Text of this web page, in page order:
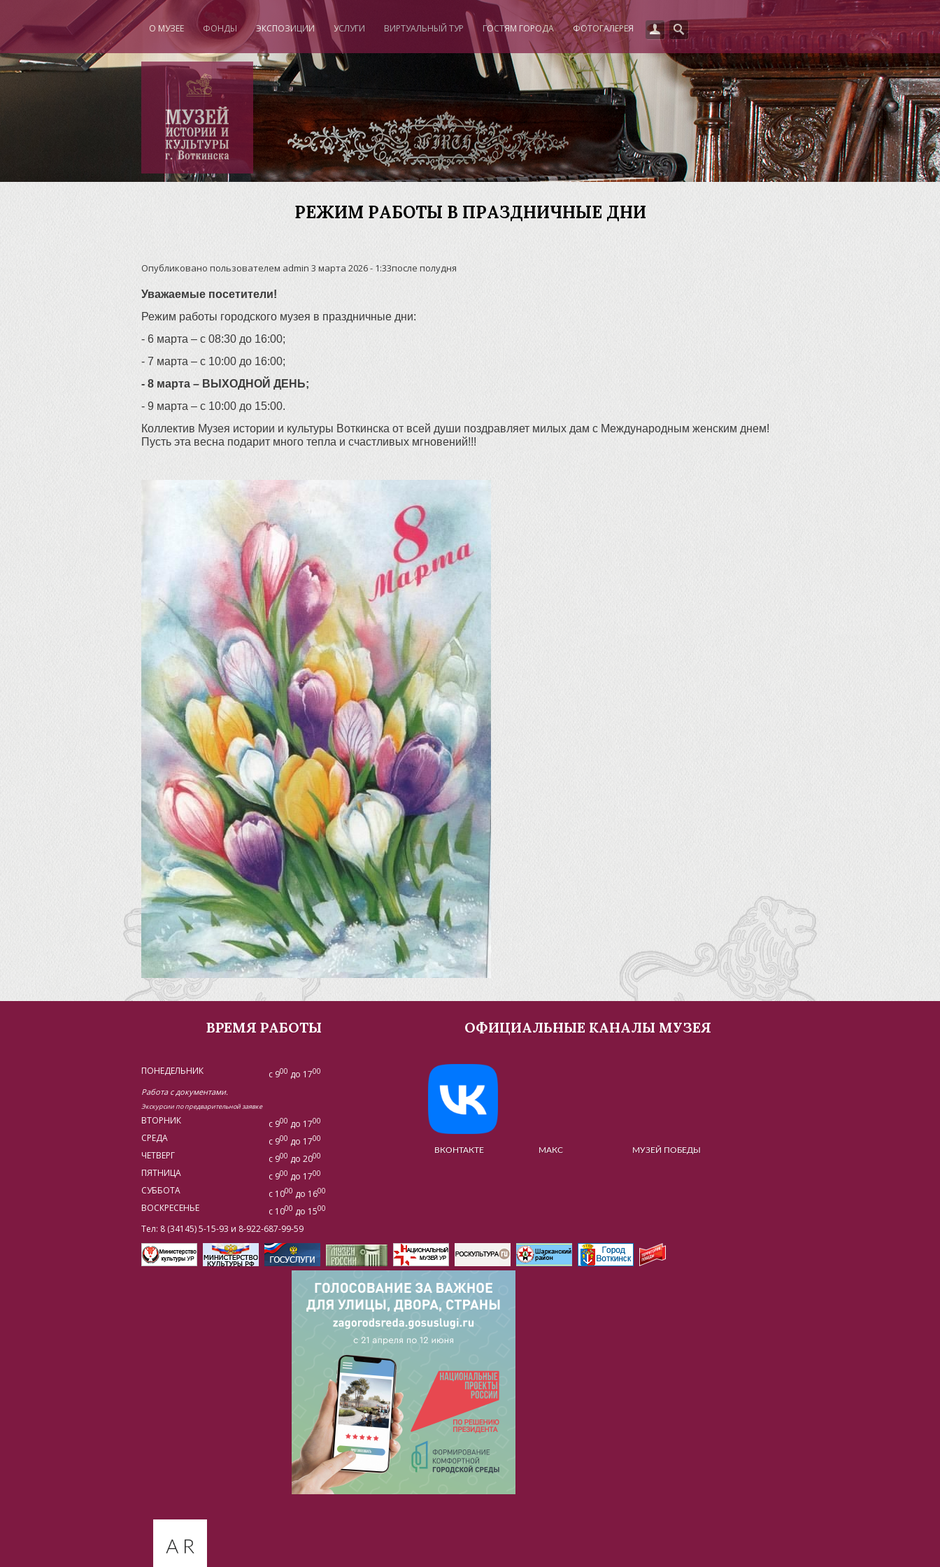
"
О МУЗЕЕ ФОНДЫ ЭКСПОЗИЦИИ УСЛУГИ ВИРТУАЛЬНЫЙ ТУР ГОСТЯМ ГОРОДА ФОТОГАЛЕРЕЯ
РЕЖИМ РАБОТЫ В ПРАЗДНИЧНЫЕ ДНИ
Опубликовано пользователем admin 3 марта 2026 - 1:33после полудня
Уважаемые посетители!
Режим работы городского музея в праздничные дни:
- 6 марта – с 08:30 до 16:00;
- 7 марта – с 10:00 до 16:00;
- 8 марта – ВЫХОДНОЙ ДЕНЬ;
- 9 марта – с 10:00 до 15:00.
Коллектив Музея истории и культуры Воткинска от всей души поздравляет милых дам с Международным женским днем!
Пусть эта весна подарит много тепла и счастливых мгновений!!!
ВРЕМЯ РАБОТЫ
ПОНЕДЕЛЬНИК с 900 до 1700
Работа с документами.
Экскурсии по предварительной заявке
ВТОРНИК с 900 до 1700
СРЕДА с 900 до 1700
ЧЕТВЕРГ с 900 до 2000
ПЯТНИЦА с 900 до 1700
СУББОТА с 1000 до 1600
ВОСКРЕСЕНЬЕ с 1000 до 1500
Тел: 8 (34145) 5-15-93 и 8-922-687-99-59
ОФИЦИАЛЬНЫЕ КАНАЛЫ МУЗЕЯ
ВКОНТАКТЕ МАКС МУЗЕЙ ПОБЕДЫ